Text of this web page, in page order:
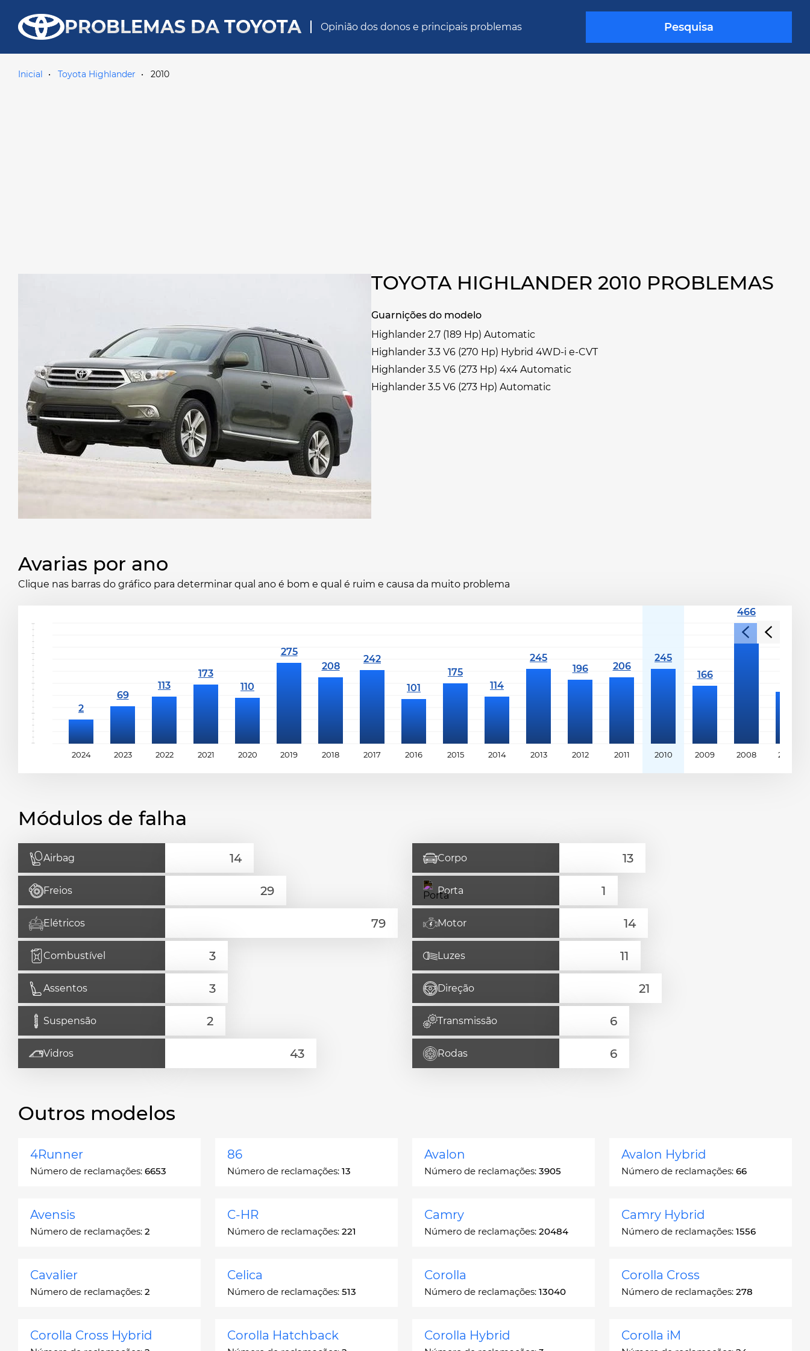
PROBLEMAS DA TOYOTA Opinião dos donos e principais problemas Pesquisa
Inicial Toyota Highlander 2010
TOYOTA HIGHLANDER 2010 PROBLEMAS
Guarnições do modelo
Highlander 2.7 (189 Hp) Automatic
Highlander 3.3 V6 (270 Hp) Hybrid 4WD-i e-CVT
Highlander 3.5 V6 (273 Hp) 4x4 Automatic
Highlander 3.5 V6 (273 Hp) Automatic
Avarias por ano
Clique nas barras do gráfico para determinar qual ano é bom e qual é ruim e causa da muito problema
2024 2023 2022 2021 2020 2019 2018 2017 2016 2015 2014 2013 2012 2011 2010 2009 2008 2007
Módulos de falha
Airbag Corpo
Freios Porta
Elétricos Motor
Combustível Luzes
Assentos Direção
Suspensão Transmissão
Vidros Rodas
Outros modelos
4Runner
Número de reclamações: 6653
86
Número de reclamações: 13
Avalon
Número de reclamações: 3905
Avalon Hybrid
Número de reclamações: 66
Avensis
Número de reclamações: 2
C-HR
Número de reclamações: 221
Camry
Número de reclamações: 20484
Camry Hybrid
Número de reclamações: 1556
Cavalier
Número de reclamações: 2
Celica
Número de reclamações: 513
Corolla
Número de reclamações: 13040
Corolla Cross
Número de reclamações: 278
Corolla Cross Hybrid Corolla Hatchback Corolla Hybrid Corolla iM